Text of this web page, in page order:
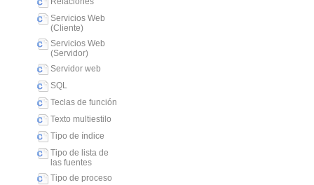
Servicios Web
(Cliente)
Servicios Web
(Servidor)
Servidor web
SQL
Teclas de función
Texto multiestilo
Tipo de índice
Tipo de lista de
las fuentes
Tipo de proceso